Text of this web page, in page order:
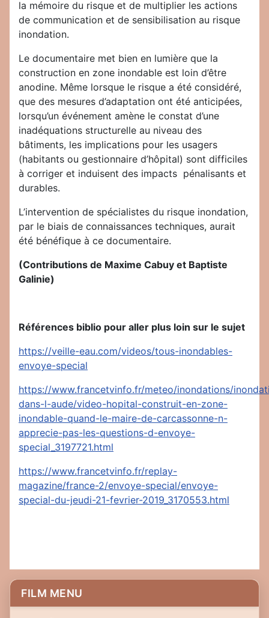
FILM MENU
la mémoire du risque et de multiplier les actions
de communication et de sensibilisation au risque
inondation.
Le documentaire met bien en lumière que la
construction en zone inondable est loin d’être
anodine. Même lorsque le risque a été considéré,
que des mesures d’adaptation ont été anticipées,
lorsqu’un événement amène le constat d’une
inadéquations structurelle au niveau des
bâtiments, les implications pour les usagers
(habitants ou gestionnaire d’hôpital) sont difficiles
à corriger et induisent des impacts pénalisants et
durables.
L’intervention de spécialistes du risque inondation,
par le biais de connaissances techniques, aurait
été bénéfique à ce documentaire.
(Contributions de Maxime Cabuy et Baptiste
Galinie)
Références biblio pour aller plus loin sur le sujet
https://veille-eau.com/videos/tous-inondables-
envoye-special
https://www.francetvinfo.fr/meteo/inondations/
dans-l-aude/video-hopital-construit-en-zone-
inondable-quand-le-maire-de-carcassonne-n-
apprecie-pas-les-questions-d-envoye-
special_3197721.html
https://www.francetvinfo.fr/replay-
magazine/france-2/envoye-special/envoye-
special-du-jeudi-21-fevrier-2019_3170553.html